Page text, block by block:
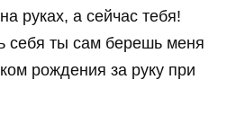
руках, а сейчас тебя!
себя ты сам берешь меня
рождения за руку при